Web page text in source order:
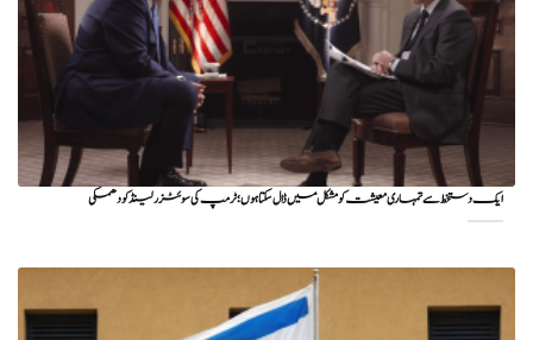
ایک دستخط سے تمہاری معیشت کو مشکل میں ڈال سکتا ہوں؛ ٹرمپ کی سوئٹزرلینڈ کو دھمکی